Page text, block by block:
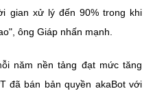
gian xử lý đến 90% trong khi
ông Giáp nhấn mạnh.
năm nền tảng đạt mức tăng
đã bán bản quyền akaBot với